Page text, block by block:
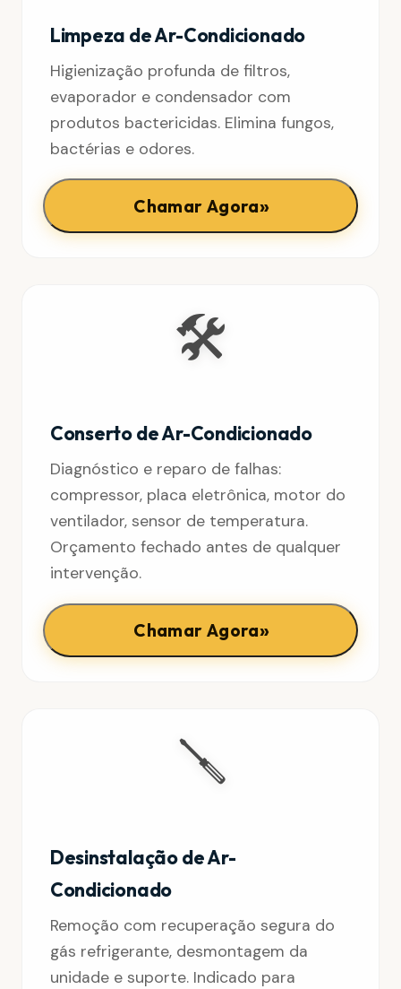
Limpeza de Ar-Condicionado
Higienização profunda de filtros,
evaporador e condensador com
produtos bactericidas. Elimina fungos,
bactérias e odores.
Chamar Agora»
🛠️
Conserto de Ar-Condicionado
Diagnóstico e reparo de falhas:
compressor, placa eletrônica, motor do
ventilador, sensor de temperatura.
Orçamento fechado antes de qualquer
intervenção.
Chamar Agora»
🪛
Desinstalação de Ar-
Condicionado
Remoção com recuperação segura do
gás refrigerante, desmontagem da
unidade e suporte. Indicado para